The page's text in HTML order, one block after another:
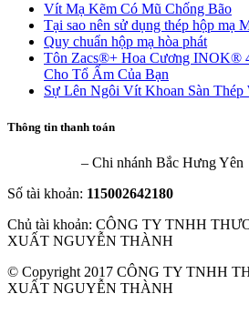
Vít Mạ Kẽm Có Mũ Chống Bão
Tại sao nên sử dụng thép hộp mạ
Quy chuẩn hộp mạ hòa phát
Tôn Zacs®+ Hoa Cương INOK®
Cho Tổ Ấm Của Bạn
Sự Lên Ngôi Vít Khoan Sàn
Thông tin thanh toán
– Chi nhánh Bắc Hưng Yên
Số tài khoản: 115002642180
Chủ tài khoản: CÔNG TY TNHH
XUẤT NGUYỄN THÀNH
© Copyright 2017 CÔNG TY TNHH
XUẤT NGUYỄN THÀNH